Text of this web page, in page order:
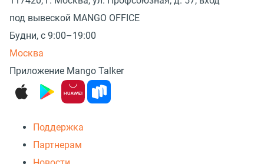
под вывеской MANGO OFFICE
Будни, с 9:00–19:00
Москва
Приложение Mango Talker
Поддержка
Партнерам